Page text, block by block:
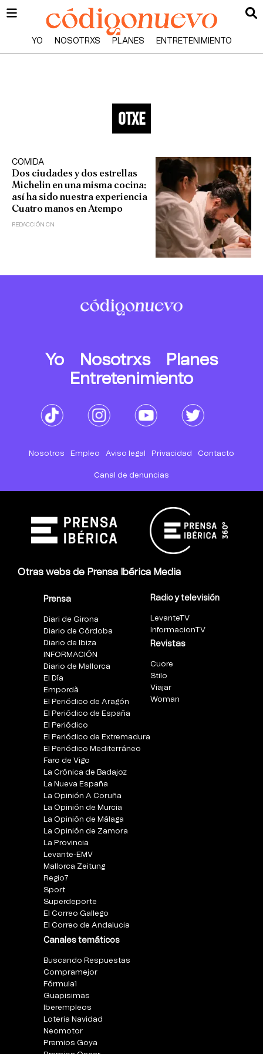
YO NOSOTRXS PLANES ENTRETENIMIENTO
otxe
COMIDA
Dos ciudades y dos estrellas
Michelin en una misma cocina:
así ha sido nuestra experiencia
Cuatro manos en Atempo
REDACCIÓN CN
Yo Nosotrxs
Planes
Entretenimiento
Nosotros Empleo Aviso legal Privacidad Contacto
Canal de denuncias
Otras webs de Prensa Ibérica Media
Prensa
Diari de Girona
Diario de Córdoba
Diario de Ibiza
INFORMACIÓN
Diario de Mallorca
El Día
Empordà
El Periódico de Aragón
El Periódico de España
El Periódico
El Periódico de Extremadura
El Periódico Mediterráneo
Faro de Vigo
La Crónica de Badajoz
La Nueva España
La Opinión A Coruña
La Opinión de Murcia
La Opinión de Málaga
La Opinión de Zamora
La Provincia
Levante-EMV
Mallorca Zeitung
Regio7
Sport
Superdeporte
El Correo Gallego
El Correo de Andalucia
Canales temáticos
Buscando Respuestas
Compramejor
Fórmula1
Guapisimas
Iberempleos
Loteria Navidad
Neomotor
Premios Goya
Radio y televisión
LevanteTV
InformacionTV
Revistas
Cuore
Stilo
Viajar
Woman